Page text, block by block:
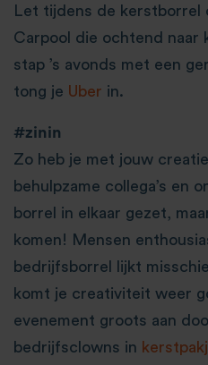
Let tijdens de kerstborrel
Carpool die ochtend naar
stap ’s avonds met een
tong je Uber in.
#zinin
Zo heb je met jouw
behulpzame collega’s en
borrel in elkaar gezet,
komen! Mensen
bedrijfsborrel lijkt
komt je creativiteit weer
evenement groots aan
bedrijfsclowns in